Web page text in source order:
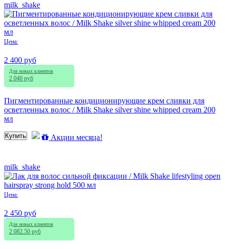
milk_shake
Цена:
2 400 руб
Для новых клиентов
2 040 руб
Пигментированные кондиционирующие крем сливки для
осветленных волос / Milk Shake silver shine whipped cream 200
мл
Купить Акции месяца!
milk_shake
Цена:
2 450 руб
Для новых клиентов
2 082.50 руб